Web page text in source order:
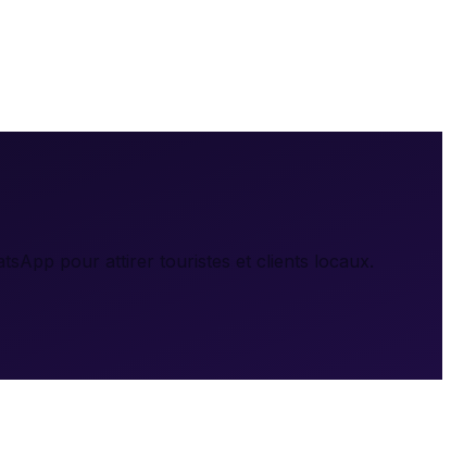
pour attirer touristes et clients locaux.